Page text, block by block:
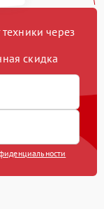
через
скидка